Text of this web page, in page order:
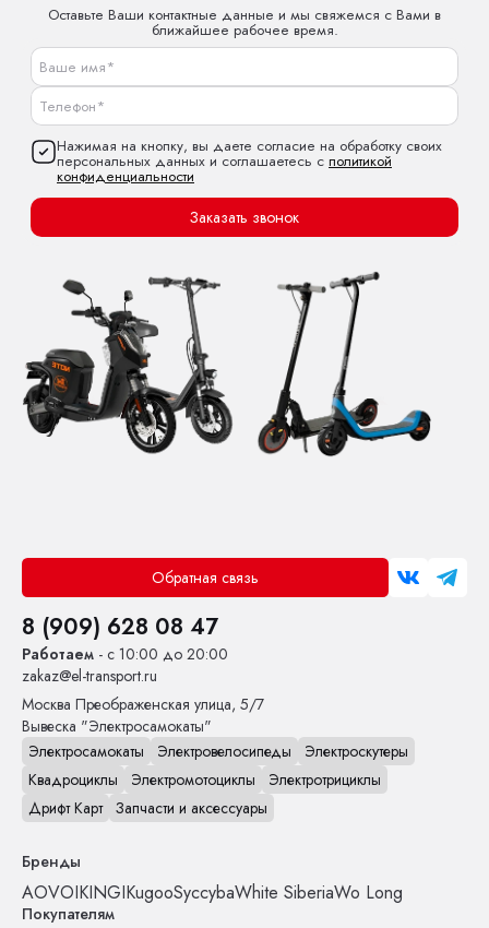
Оставьте Ваши контактные данные и мы свяжемся с Вами в
ближайшее рабочее время.
Нажимая на кнопку, вы даете согласие на обработку своих
персональных данных и соглашаетесь с политикой
конфиденциальности
Заказать звонок
Обратная связь
8 (909) 628 08 47
Работаем - с 10:00 до 20:00
zakaz@el-transport.ru
Москва Преображенская улица, 5/7
Вывеска "Электросамокаты"
Электросамокаты
Электровелосипеды
Электроскутеры
Квадроциклы
Электромотоциклы
Электротрициклы
Дрифт Карт Запчасти и аксессуары
Бренды
AOVOIKINGIKugooSyccybaWhite SiberiaWo Long
Покупателям